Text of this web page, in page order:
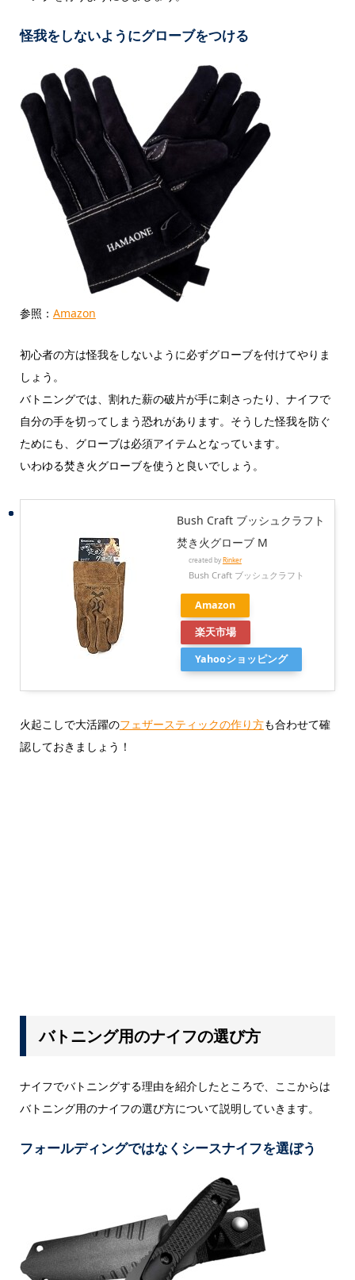
怪我をしないようにグローブをつける
参照： Amazon
初心者の方は怪我をしないように必ずグローブを付けてやりま
しょう。
バトニングでは、割れた薪の破片が手に刺さったり、ナイフで
自分の手を切ってしまう恐れがあります。そうした怪我を防ぐ
ためにも、グローブは必須アイテムとなっています。
いわゆる焚き火グローブを使うと良いでしょう。
Bush Craft ブッシュクラフト
焚き火グローブ M
created byRinker
Bush Craft ブッシュクラフト
Amazon
楽天市場
Yahooショッピング
火起こしで大活躍のフェザースティックの作り方も合わせて確
認しておきましょう！
バトニング用のナイフの選び方
ナイフでバトニングする理由を紹介したところで、ここからは
バトニング用のナイフの選び方について説明していきます。
フォールディングではなくシースナイフを選ぼう